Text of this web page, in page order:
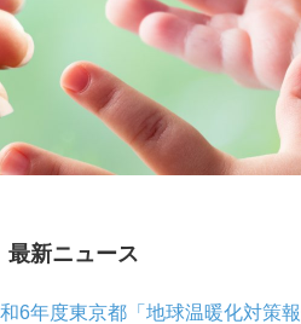
最新ニュース
6年度東京都「地球温暖化対策報